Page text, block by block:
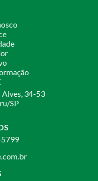
Alves, 34-53
SP